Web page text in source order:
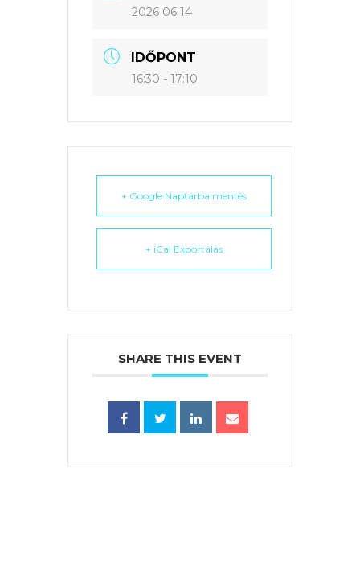
2026 06 14
IDŐPONT
16:30 - 17:10
+ Google Naptárba mentés
+ iCal Exportálás
SHARE THIS EVENT